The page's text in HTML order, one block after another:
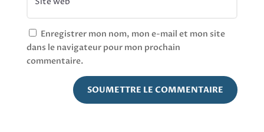
Enregistrer mon nom, mon e-mail et mon site
dans le navigateur pour mon prochain
commentaire.
SOUMETTRE LE COMMENTAIRE